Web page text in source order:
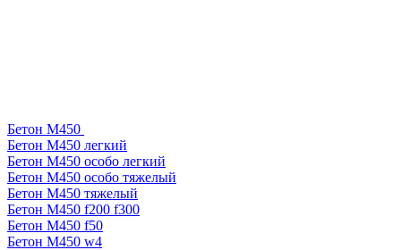
Бетон М450
Бетон М450 легкий
Бетон М450 особо легкий
Бетон М450 особо тяжелый
Бетон М450 тяжелый
Бетон М450 f200 f300
Бетон М450 f50
Бетон М450 w4